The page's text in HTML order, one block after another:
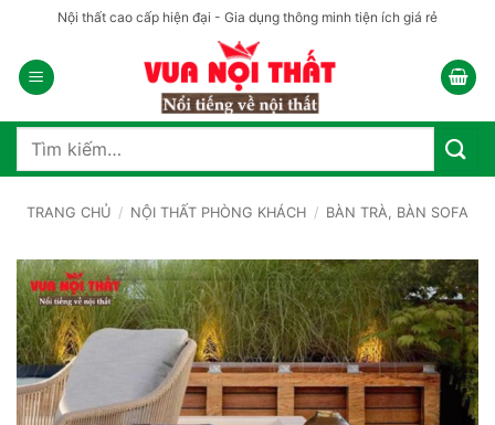
nội
dung
Nội thất cao cấp hiện đại - Gia dụng thông minh tiện ích giá rẻ
Tìm
TRANG CHỦ / NỘI THẤT PHÒNG KHÁCH / BÀN TRÀ, BÀN SOFA